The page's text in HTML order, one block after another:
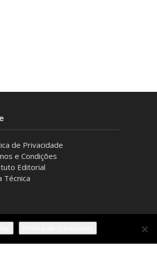
de Privacidade
e Condições
Editorial
Técnica